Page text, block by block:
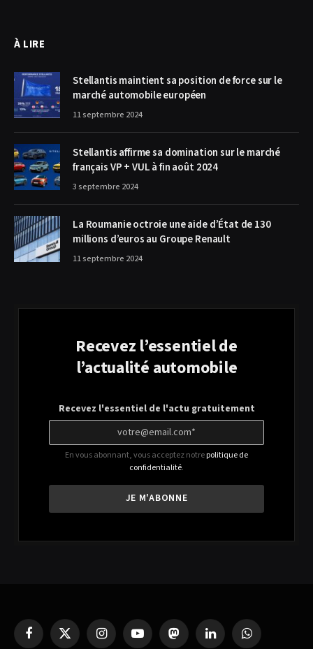
À LIRE
Stellantis maintient sa position de force sur le
marché automobile européen
11 septembre 2024
Stellantis affirme sa domination sur le marché
français VP + VUL à fin août 2024
3 septembre 2024
La Roumanie octroie une aide d’État de 130
millions d’euros au Groupe Renault
11 septembre 2024
Recevez l’essentiel de
l’actualité automobile
Recevez l'essentiel de l'actu gratuitement
En vous abonnant, vous acceptez notrepolitique de
confidentialité.
FacebookX
InstagramYouTube MastodonLinkedIn WhatsApp